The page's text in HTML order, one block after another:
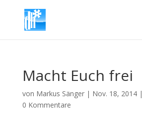
Macht Euch frei
von Markus Sänger| Nov. 18, 2014|
0 Kommentare